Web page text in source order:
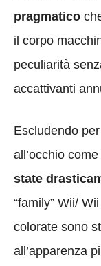
pragmatico
il corpo
peculiarità
accattivanti
Escludendo
all’occhio come
state
“family” Wii/
colorate sono
all’apparenza